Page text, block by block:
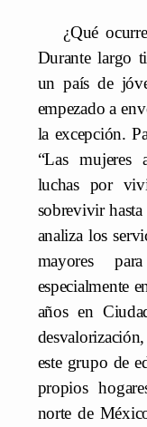
¿Qué
Durante largo
un país de
empezado a
la excepción.
“Las mujeres
luchas por
sobrevivir hasta
analiza los
mayores
especialmente
años en
este grupo de
propios
norte de